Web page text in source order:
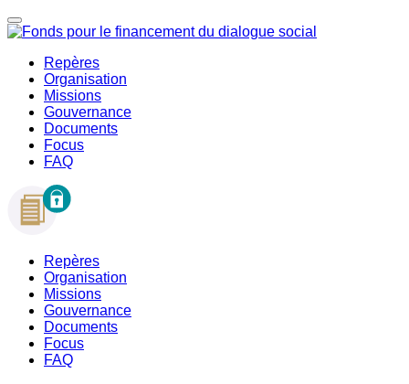
Repères
Organisation
Missions
Gouvernance
Documents
Focus
FAQ
Repères
Organisation
Missions
Gouvernance
Documents
Focus
FAQ